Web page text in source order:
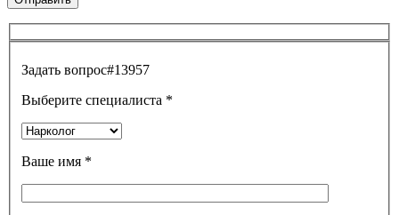
Задать вопрос#13957
Выберите специалиста *
Ваше имя *